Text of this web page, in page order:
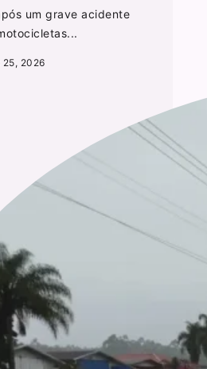
um grave acidente
25, 2026